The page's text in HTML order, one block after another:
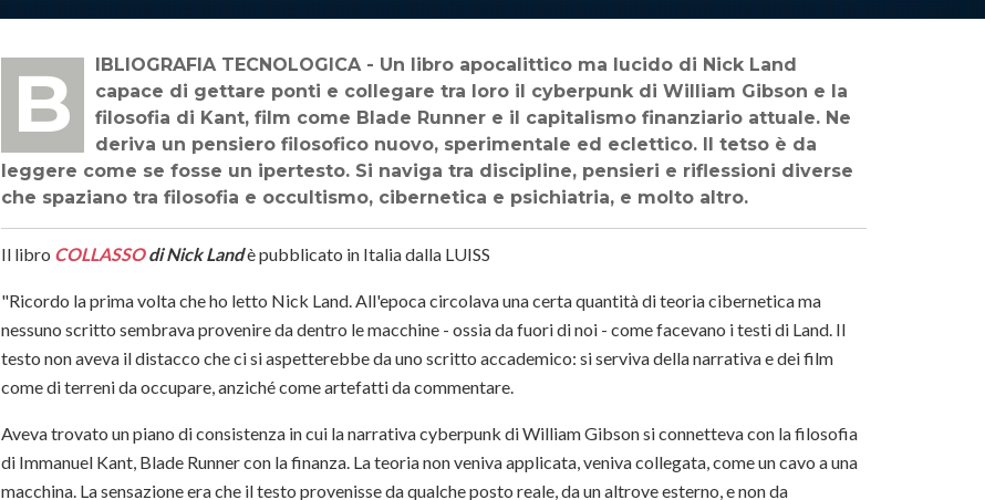
BIBLIOGRAFIA TECNOLOGICA - Un libro apocalittico ma lucido di Nick Land
capace di gettare ponti e collegare tra loro il cyberpunk di William Gibson e la
filosofia di Kant, film come Blade Runner e il capitalismo finanziario attuale. Ne
deriva un pensiero filosofico nuovo, sperimentale ed eclettico. Il tetso è da
leggere come se fosse un ipertesto. Si naviga tra discipline, pensieri e riflessioni diverse
che spaziano tra filosofia e occultismo, cibernetica e psichiatria, e molto altro.
Il libro COLLASSOdi Nick Landè pubblicato in Italia dalla LUISS
"Ricordo la prima volta che ho letto Nick Land. All'epoca circolava una certa quantità di teoria cibernetica ma
nessuno scritto sembrava provenire da dentro le macchine - ossia da fuori di noi - come facevano i testi di Land. Il
testo non aveva il distacco che ci si aspetterebbe da uno scritto accademico: si serviva della narrativa e dei film
come di terreni da occupare, anziché come artefatti da commentare.
Aveva trovato un piano di consistenza in cui la narrativa cyberpunk di William Gibson si connetteva con la filosofia
di Immanuel Kant, Blade Runner con la finanza. La teoria non veniva applicata, veniva collegata, come un cavo a una
macchina. La sensazione era che il testo provenisse da qualche posto reale, da un altrove esterno, e non da